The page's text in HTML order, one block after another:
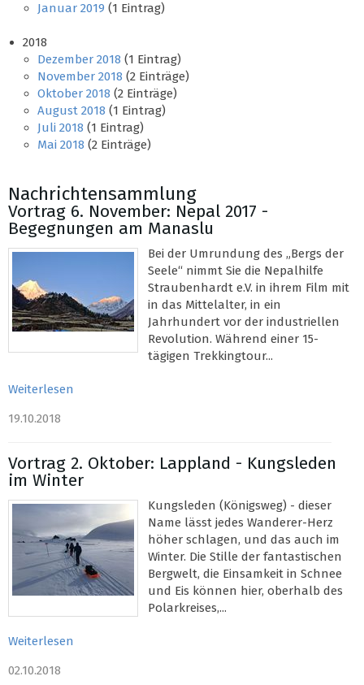
Januar 2019 (1 Eintrag)
2018
Dezember 2018 (1 Eintrag)
November 2018 (2 Einträge)
Oktober 2018 (2 Einträge)
August 2018 (1 Eintrag)
Juli 2018 (1 Eintrag)
Mai 2018 (2 Einträge)
Nachrichtensammlung
Vortrag 6. November: Nepal 2017 -
Begegnungen am Manaslu
Bei der Umrundung des „Bergs der
Seele“ nimmt Sie die Nepalhilfe
Straubenhardt e.V. in ihrem Film mit
in das Mittelalter, in ein
Jahrhundert vor der industriellen
Revolution. Während einer 15-
tägigen Trekkingtour...
Weiterlesen
19.10.2018
Vortrag 2. Oktober: Lappland - Kungsleden
im Winter
Kungsleden (Königsweg) - dieser
Name lässt jedes Wanderer-Herz
höher schlagen, und das auch im
Winter. Die Stille der fantastischen
Bergwelt, die Einsamkeit in Schnee
und Eis können hier, oberhalb des
Polarkreises,...
Weiterlesen
02.10.2018